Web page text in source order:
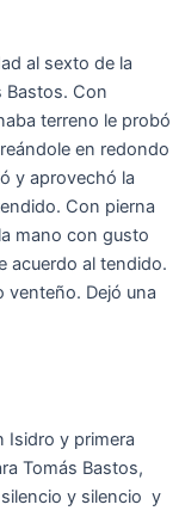
al sexto de la
Bastos. Con
terreno le probó
en redondo
y aprovechó la
Con pierna
mano con gusto
acuerdo al tendido.
venteño. Dejó una
Isidro y primera
Tomás Bastos,
y silencio y